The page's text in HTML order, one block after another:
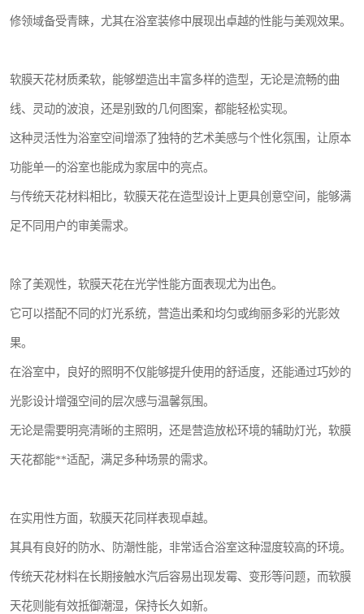
修领域备受青睐，尤其在浴室装修中展现出卓越的性能与美观效果。
软膜天花材质柔软，能够塑造出丰富多样的造型，无论是流畅的曲
线、灵动的波浪，还是别致的几何图案，都能轻松实现。
这种灵活性为浴室空间增添了独特的艺术美感与个性化氛围，让原本
功能单一的浴室也能成为家居中的亮点。
与传统天花材料相比，软膜天花在造型设计上更具创意空间，能够满
足不同用户的审美需求。
除了美观性，软膜天花在光学性能方面表现尤为出色。
它可以搭配不同的灯光系统，营造出柔和均匀或绚丽多彩的光影效
果。
在浴室中，良好的照明不仅能够提升使用的舒适度，还能通过巧妙的
光影设计增强空间的层次感与温馨氛围。
无论是需要明亮清晰的主照明，还是营造放松环境的辅助灯光，软膜
天花都能**适配，满足多种场景的需求。
在实用性方面，软膜天花同样表现卓越。
其具有良好的防水、防潮性能，非常适合浴室这种湿度较高的环境。
传统天花材料在长期接触水汽后容易出现发霉、变形等问题，而软膜
天花则能有效抵御潮湿，保持长久如新。